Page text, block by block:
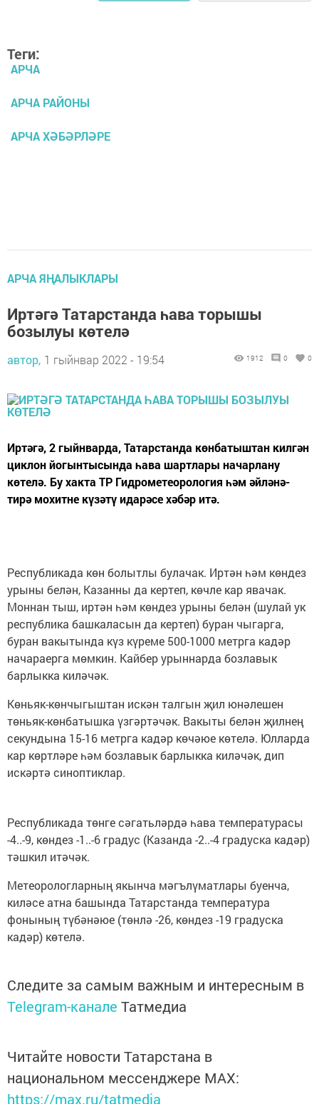
Теги:
АРЧА
АРЧА РАЙОНЫ
АРЧА ХӘБӘРЛӘРЕ
АРЧА ЯҢАЛЫКЛАРЫ
Иртәгә Татарстанда һава торышы
бозылуы көтелә
автор, 1 гыйнвар 2022 - 19:54 1912 0 0
Иртәгә, 2 гыйнварда, Татарстанда көнбатыштан килгән
циклон йогынтысында һава шартлары начарлану
көтелә. Бу хакта ТР Гидрометеорология һәм әйләнә-
тирә мохитне күзәтү идарәсе хәбәр итә.
Республикада көн болытлы булачак. Иртән һәм көндез
урыны белән, Казанны да кертеп, көчле кар явачак.
Моннан тыш, иртән һәм көндез урыны белән (шулай ук
республика башкаласын да кертеп) буран чыгарга,
буран вакытында күз күреме 500-1000 метрга кадәр
начараерга мөмкин. Кайбер урыннарда бозлавык
барлыкка киләчәк.
Көньяк-көнчыгыштан искән талгын җил юнәлешен
төньяк-көнбатышка үзгәртәчәк. Вакыты белән җилнең
секундына 15-16 метрга кадәр көчәюе көтелә. Юлларда
кар көртләре һәм бозлавык барлыкка киләчәк, дип
искәртә синоптиклар.
Республикада төнге сәгатьләрдә һава температурасы
-4..-9, көндез -1..-6 градус (Казанда -2..-4 градуска кадәр)
тәшкил итәчәк.
Метеорологларның якынча мәгълүматлары буенча,
киләсе атна башында Татарстанда температура
фонының түбәнәюе (төнлә -26, көндез -19 градуска
кадәр) көтелә.
Следите за самым важным и интересным в
Telegram-канале Татмедиа
Читайте новости Татарстана в
национальном мессенджере MАХ:
https://max.ru/tatmedia